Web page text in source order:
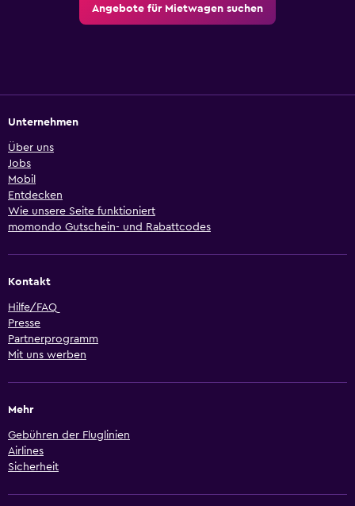
Angebote für Mietwagen suchen
Unternehmen
Über uns
Jobs
Mobil
Entdecken
Wie unsere Seite funktioniert
momondo Gutschein- und Rabattcodes
Kontakt
Hilfe/FAQ
Presse
Partnerprogramm
Mit uns werben
Mehr
Gebühren der Fluglinien
Airlines
Sicherheit